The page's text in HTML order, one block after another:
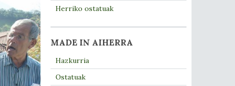
Herriko ostatuak
MADE IN AIHERRA
Hazkurria
Ostatuak